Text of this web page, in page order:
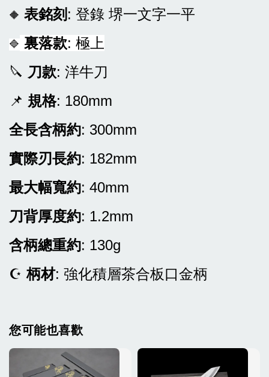
🔶 表銘刻 : 登錄 堺一文字一平
🔷 裏落款: 極上
🔪 刀款: 洋牛刀
📌 規格: 180mm
全長含柄約: 300mm
實際刃長約: 182mm
最大幅寬約: 40mm
刀背厚度約: 1.2mm
含柄總重約: 130g
☪柄材: 強化積層茶合板口金柄
您可能也喜歡